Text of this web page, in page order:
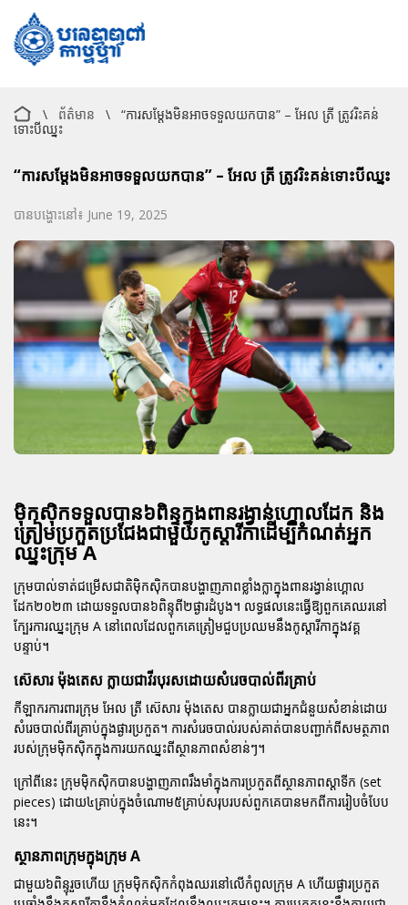
\ ព័ត៌មាន \
“ការសម្តែងមិនអាចទទួលយកបាន” – អែល ត្រី ត្រូវរិះគន់
ទោះបីឈ្នះ
“ការសម្តែងមិនអាចទទួលយកបាន” – អែល ត្រី ត្រូវរិះគន់ទោះបីឈ្នះ
បានបង្ហោះនៅ៖ June 19, 2025
ម៉ិកស៊ិកទទួលបាន៦ពិន្ទុក្នុងពានរង្វាន់ហ្គោលដែក និង
ត្រៀមប្រកួតប្រជែងជាមួយកូស្តារីកាដើម្បីកំណត់អ្នក
ឈ្នះក្រុម A
ក្រុមបាល់ទាត់ជម្រើសជាតិម៉ិកស៊ិកបានបង្ហាញភាពខ្លាំងក្លាក្នុងពានរង្វាន់ហ្គោល
ដែក២០២៣ ដោយទទួលបាន៦ពិន្ទុពី២ផ្ងារដំបូង។ លទ្ធផលនេះធ្វើឱ្យពួកគេឈរនៅ
ក្បែរការឈ្នះក្រុម A នៅពេលដែលពួកគេត្រៀមជួបប្រឈមនឹងកូស្តារីកាក្នុងវគ្គ
បន្ទាប់។
ស៊េសារ ម៉ុងតេស ក្លាយជាវីរបុរសដោយសំរេចបាល់ពីរគ្រាប់
កីឡាករការពារក្រុម អែល ត្រី ស៊េសារ ម៉ុងតេស បានក្លាយជាអ្នកជំនួយសំខាន់ដោយ
សំរេចបាល់ពីរគ្រាប់ក្នុងផ្ងារប្រកួត។ ការសំរេចបាល់របស់គាត់បានបញ្ជាក់ពីសមត្ថភាព
របស់ក្រុមម៉ិកស៊ិកក្នុងការយកឈ្នះពីស្ថានភាពសំខាន់ៗ។
ក្រៅពីនេះ ក្រុមម៉ិកស៊ិកបានបង្ហាញភាពរឹងមាំក្នុងការប្រកួតពីស្ថានភាពស្តាទីក (set
pieces) ដោយ៤គ្រាប់ក្នុងចំណោម៥គ្រាប់សរុបរបស់ពួកគេបានមកពីការរៀបចំបែប
នេះ។
ស្ថានភាពក្រុមក្នុងក្រុម A
ជាមួយ៦ពិន្ទុរួចហើយ ក្រុមម៉ិកស៊ិកកំពុងឈរនៅលើកំពូលក្រុម A ហើយផ្ងារប្រកួត